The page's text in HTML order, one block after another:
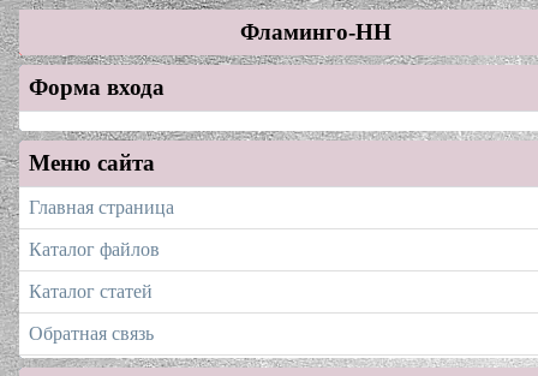
Фламинго-НН
Форма входа
Меню сайта
Главная страница
Каталог файлов
Каталог статей
Обратная связь